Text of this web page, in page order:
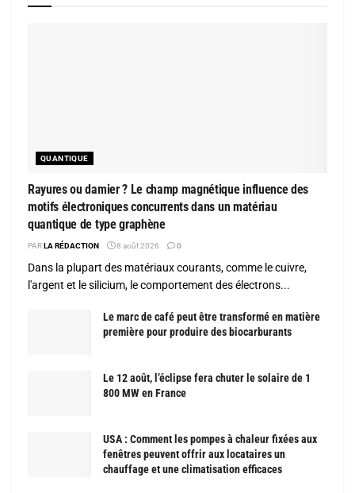
QUANTIQUE
Rayures ou damier ? Le champ magnétique influence des
motifs électroniques concurrents dans un matériau
quantique de type graphène
PARLA RÉDACTION 8 août 2026 0
Dans la plupart des matériaux courants, comme le cuivre,
l'argent et le silicium, le comportement des électrons...
Le marc de café peut être transformé en matière
première pour produire des biocarburants
Le 12 août, l’éclipse fera chuter le solaire de 1
800 MW en France
USA : Comment les pompes à chaleur fixées aux
fenêtres peuvent offrir aux locataires un
chauffage et une climatisation efficaces